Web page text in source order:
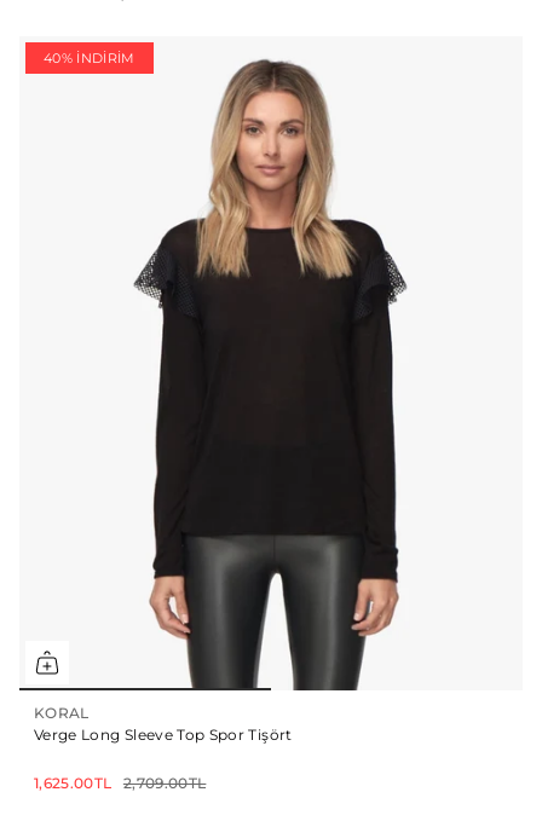
40% İNDIRIM
KORAL
Verge Long Sleeve Top Spor Tişört
1,625.00TL 2,709.00TL